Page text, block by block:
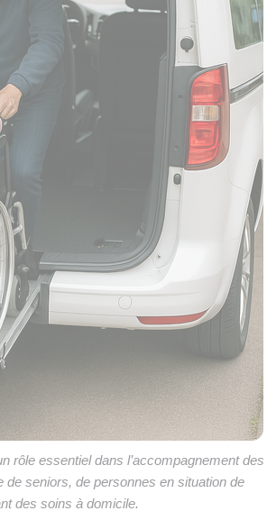
rôle essentiel dans l’accompagnement des
de seniors, de personnes en situation de
des soins à domicile.